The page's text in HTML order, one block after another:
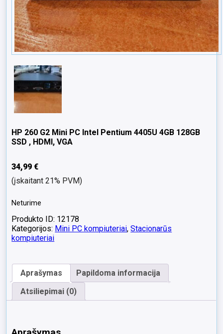
HP 260 G2 Mini PC Intel Pentium 4405U 4GB 128GB
SSD , HDMI, VGA
34,99€
(įskaitant 21% PVM)
Neturime
Produkto ID: 12178
Kategorijos: Mini PC kompiuteriai,Stacionarūs
kompiuteriai
Aprašymas
Papildoma informacija
Atsiliepimai (0)